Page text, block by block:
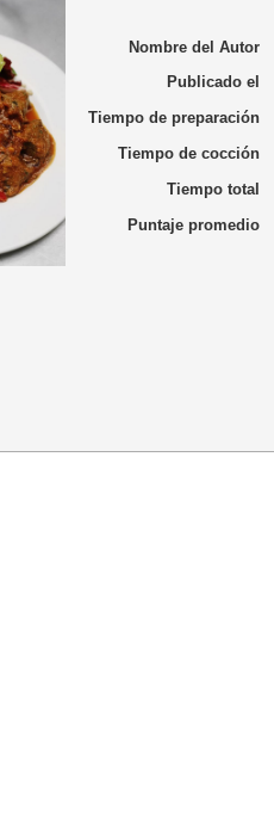
Nombre del Autor
Publicado el
Tiempo de preparación
Tiempo de cocción
Tiempo total
Puntaje promedio